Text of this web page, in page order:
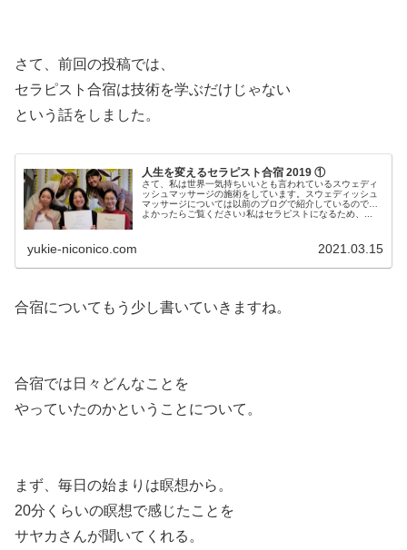
さて、前回の投稿では、
セラピスト合宿は技術を学ぶだけじゃない
という話をしました。
人生を変えるセラピスト合宿 2019 ①
さて、私は世界一気持ちいいとも言われているスウェディ
ッシュマッサージの施術をしています。スウェディッシュ
マッサージについては以前のブログで紹介しているので、
よかったらご覧ください♪私はセラピストになるため、...
yukie-niconico.com 2021.03.15
合宿についてもう少し書いていきますね。
合宿では日々どんなことを
やっていたのかということについて。
まず、毎日の始まりは瞑想から。
20分くらいの瞑想で感じたことを
サヤカさんが聞いてくれる。